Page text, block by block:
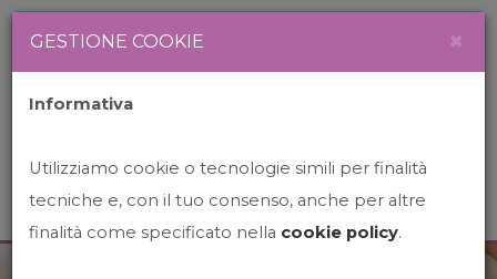
GESTIONE COOKIE ×
Informativa
Utilizziamo cookie o tecnologie simili per finalità
tecniche e, con il tuo consenso, anche per altre
finalità come specificato nella cookie policy.